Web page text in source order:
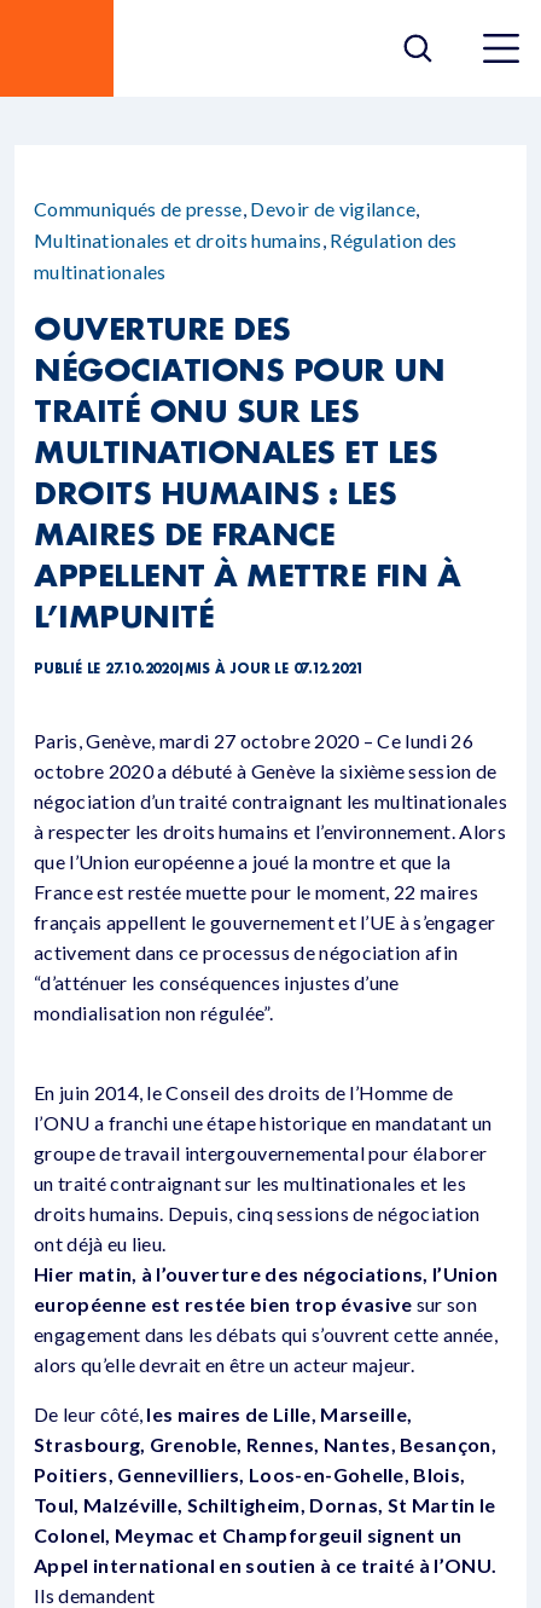
Communiqués de presse, Devoir de vigilance,
Multinationales et droits humains, Régulation des
multinationales
OUVERTURE DES
NÉGOCIATIONS POUR UN
TRAITÉ ONU SUR LES
MULTINATIONALES ET LES
DROITS HUMAINS : LES
MAIRES DE FRANCE
APPELLENT À METTRE FIN À
L’IMPUNITÉ
PUBLIÉ LE 27.10.2020| MIS À JOUR LE 07.12.2021
Paris, Genève, mardi 27 octobre 2020 – Ce lundi 26
octobre 2020 a débuté à Genève la sixième session de
négociation d’un traité contraignant les multinationales
à respecter les droits humains et l’environnement. Alors
que l’Union européenne a joué la montre et que la
France est restée muette pour le moment, 22 maires
français appellent le gouvernement et l’UE à s’engager
activement dans ce processus de négociation afin
“d’atténuer les conséquences injustes d’une
mondialisation non régulée”.
En juin 2014, le Conseil des droits de l’Homme de
l’ONU a franchi une étape historique en mandatant un
groupe de travail intergouvernemental pour élaborer
un traité contraignant sur les multinationales et les
droits humains. Depuis, cinq sessions de négociation
ont déjà eu lieu.
Hier matin, à l’ouverture des négociations, l’Union
européenne est restée bien trop évasive sur son
engagement dans les débats qui s’ouvrent cette année,
alors qu’elle devrait en être un acteur majeur.
De leur côté, les maires de Lille, Marseille,
Strasbourg, Grenoble, Rennes, Nantes, Besançon,
Poitiers, Gennevilliers, Loos-en-Gohelle, Blois,
Toul, Malzéville, Schiltigheim, Dornas, St Martin le
Colonel, Meymac et Champforgeuil signent un
Appel international en soutien à ce traité à l’ONU.
Ils demandent